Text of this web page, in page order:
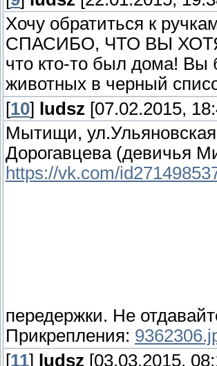
Хочу обратиться к
СПАСИБО, ЧТО ВЫ
что кто-то был дома! Вы
животных в черный
[10] ludsz [07.02.2015,
Мытищи,
Дорогавцева (девичья
https://vk.com/
передержки. Не
Прикрепления:
[11] ludsz [03.03.2015,